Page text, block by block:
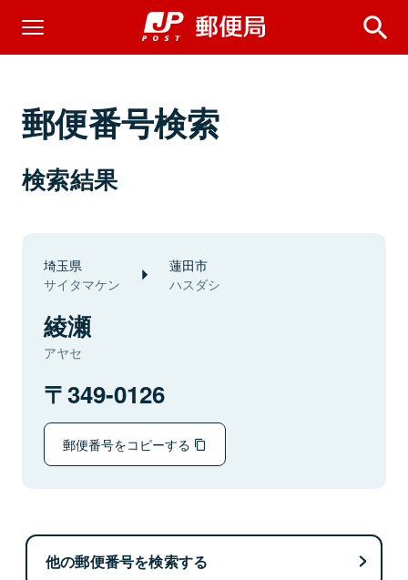
郵便番号検索
検索結果
埼玉県
サイタマケン
蓮田市
ハスダシ
綾瀬
アヤセ
349-0126
郵便番号をコピーする
他の郵便番号を検索する